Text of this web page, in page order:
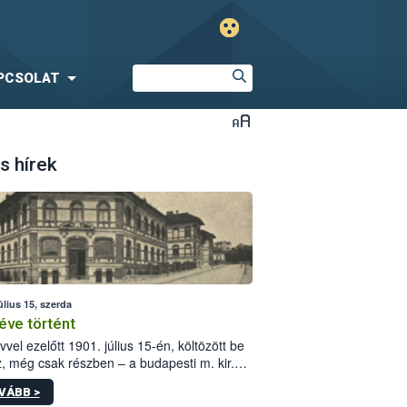
hírek
15, szerda
történt
ezelőtt 1901. július 15-én, költözött be
még csak részben – a budapesti m. kir.
állomás a Kis Rókus utca
alatti, Czigler Győző által tervezett új
>